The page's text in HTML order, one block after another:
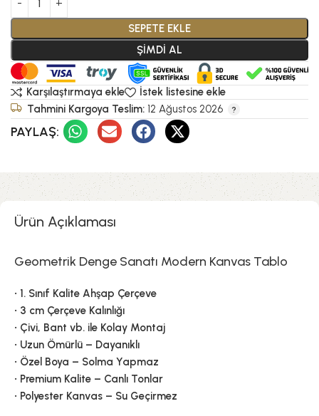
SEPETE EKLE
ŞİMDİ AL
Karşılaştırmaya ekle
İstek listesine ekle
Tahmini Kargoya Teslim: 12 Ağustos 2026
PAYLAŞ:
Ürün Açıklaması
Geometrik Denge Sanatı Modern Kanvas Tablo
• 1. Sınıf Kalite Ahşap Çerçeve
• 3 cm Çerçeve Kalınlığı
• Çivi, Bant vb. ile Kolay Montaj
• Uzun Ömürlü – Dayanıklı
• Özel Boya – Solma Yapmaz
• Premium Kalite – Canlı Tonlar
• Polyester Kanvas – Su Geçirmez